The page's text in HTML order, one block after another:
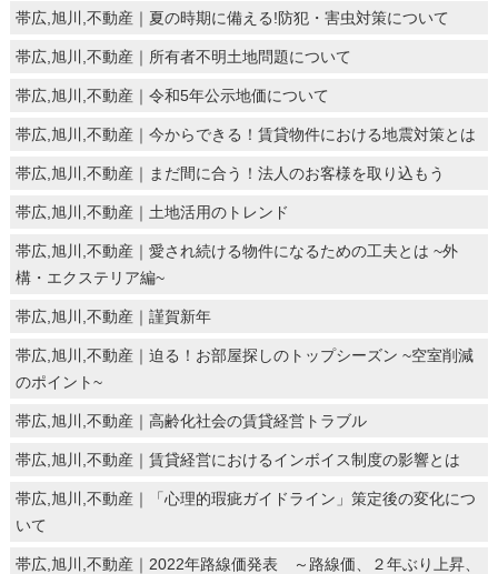
帯広,旭川,不動産｜夏の時期に備える!防犯・害虫対策について
帯広,旭川,不動産｜所有者不明土地問題について
帯広,旭川,不動産｜令和5年公示地価について
帯広,旭川,不動産｜今からできる！賃貸物件における地震対策とは
帯広,旭川,不動産｜まだ間に合う！法人のお客様を取り込もう
帯広,旭川,不動産｜土地活用のトレンド
帯広,旭川,不動産｜愛され続ける物件になるための工夫とは ~外
構・エクステリア編~
帯広,旭川,不動産｜謹賀新年
帯広,旭川,不動産｜迫る！お部屋探しのトップシーズン ~空室削減
のポイント~
帯広,旭川,不動産｜高齢化社会の賃貸経営トラブル
帯広,旭川,不動産｜賃貸経営におけるインボイス制度の影響とは
帯広,旭川,不動産｜「心理的瑕疵ガイドライン」策定後の変化につ
いて
帯広,旭川,不動産｜2022年路線価発表 ～路線価、２年ぶり上昇、